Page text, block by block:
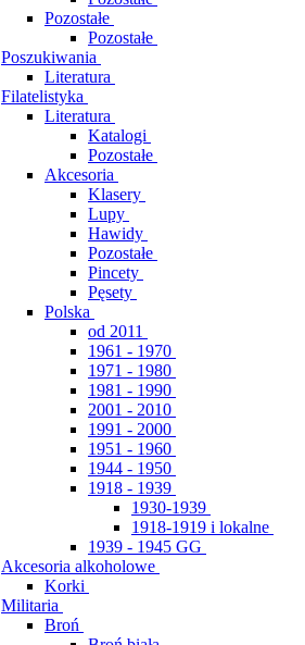
Pozostałe
Pozostałe
Poszukiwania
Literatura
Filatelistyka
Literatura
Katalogi
Pozostałe
Akcesoria
Klasery
Lupy
Hawidy
Pozostałe
Pincety
Pęsety
Polska
od 2011
1961 - 1970
1971 - 1980
1981 - 1990
2001 - 2010
1991 - 2000
1951 - 1960
1944 - 1950
1918 - 1939
1930-1939
1918-1919 i lokalne
1939 - 1945 GG
Akcesoria alkoholowe
Korki
Militaria
Broń